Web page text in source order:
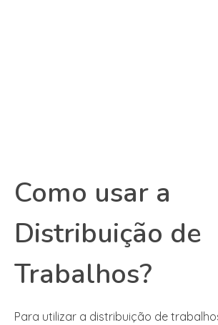
Como usar a
Distribuição de
Trabalhos?
Para utilizar a distribuição de